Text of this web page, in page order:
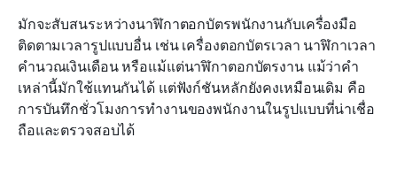
มักจะสับสนระหว่างนาฬิกาตอกบัตรพนักงานกับเครื่องมือ
ติดตามเวลารูปแบบอื่น เช่น เครื่องตอกบัตรเวลา นาฬิกาเวลา
คำนวณเงินเดือน หรือแม้แต่นาฬิกาตอกบัตรงาน แม้ว่าคำ
เหล่านี้มักใช้แทนกันได้ แต่ฟังก์ชันหลักยังคงเหมือนเดิม คือ
การบันทึกชั่วโมงการทำงานของพนักงานในรูปแบบที่น่าเชื่อ
ถือและตรวจสอบได้